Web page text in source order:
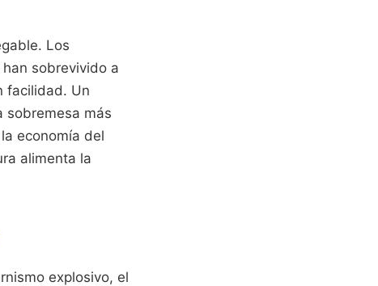
Los
sobrevivido a
facilidad. Un
sobremesa más
economía del
alimenta la
explosivo, el